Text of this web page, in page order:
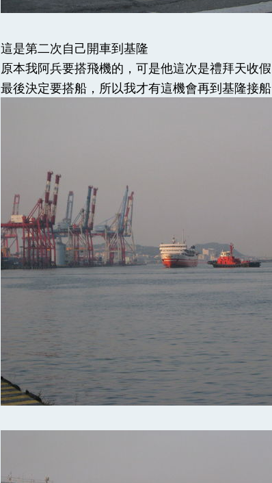
這是第二次自己開車到基隆
原本我阿兵要搭飛機的，可是他這次是禮拜天收假
最後決定要搭船，所以我才有這機會再到基隆接船